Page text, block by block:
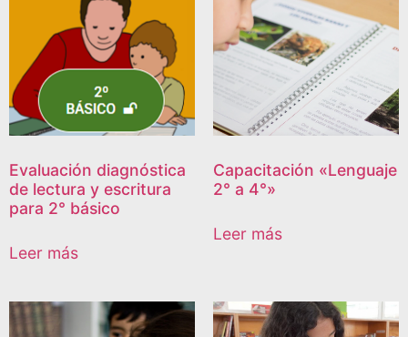
Evaluación diagnóstica
de lectura y escritura
para 2° básico
Leer más
Capacitación «Lenguaje
2° a 4°»
Leer más